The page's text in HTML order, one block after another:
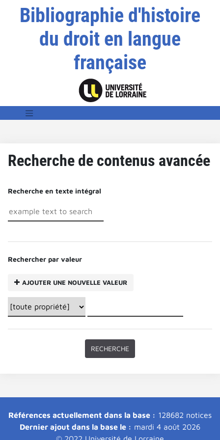
Bibliographie d'histoire
du droit en langue
française
Recherche de contenus avancée
Recherche en texte intégral
Rechercher par valeur
AJOUTER UNE NOUVELLE VALEUR
Références actuellement dans la base : 128682 notices
Dernier ajout dans la base le : mardi 4 août 2026